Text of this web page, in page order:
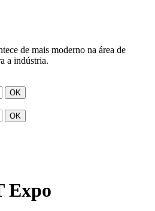
de mais moderno na área de
a indústria.
Expo